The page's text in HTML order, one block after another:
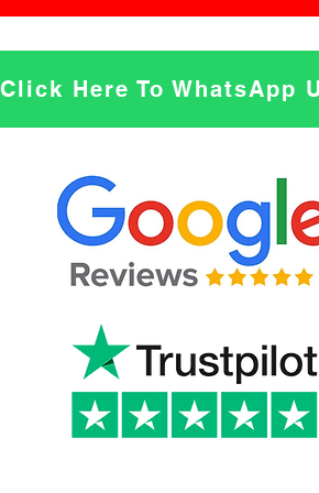
Click Here To WhatsApp